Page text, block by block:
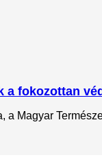
a fokozottan
Magyar